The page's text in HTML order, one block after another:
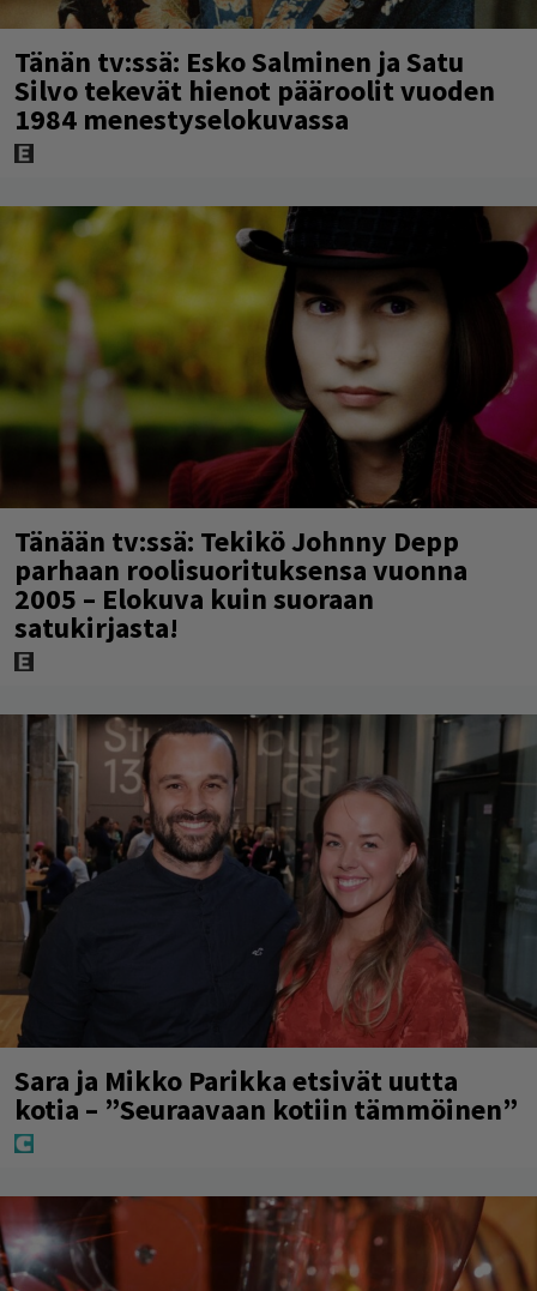
Tänän tv:ssä: Esko Salminen ja Satu
Silvo tekevät hienot pääroolit vuoden
1984 menestyselokuvassa
Tänään tv:ssä: Tekikö Johnny Depp
parhaan roolisuorituksensa vuonna
2005 – Elokuva kuin suoraan
satukirjasta!
Sara ja Mikko Parikka etsivät uutta
kotia – ”Seuraavaan kotiin tämmöinen”